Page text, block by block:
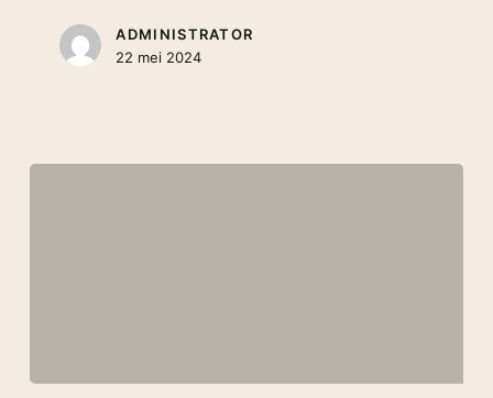
ADMINISTRATOR
22 mei 2024